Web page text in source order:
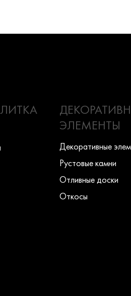
ЭЛЕМЕНТЫ
Декоративные
Рустовые камни
Отливные доски
Откосы